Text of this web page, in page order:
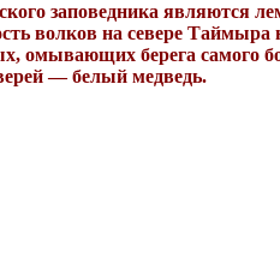
заповедника являются
волков на севере
омывающих берега самого
— белый медведь.